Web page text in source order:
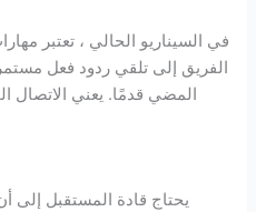
في السيناريو الحالي ، تعتبر
الفريق إلى تلقي ردود فعل
المضي قدمًا. يعني الاتصال
يحتاج قادة المستقبل إلى